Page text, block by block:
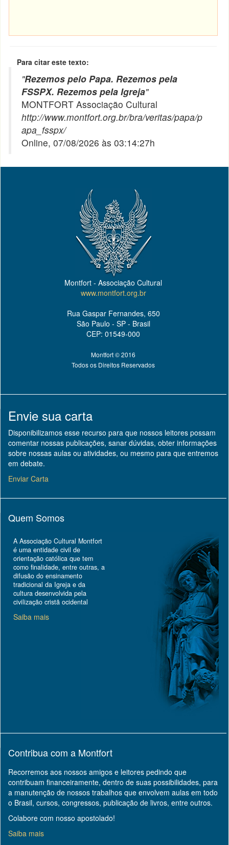
Para citar este texto:
"Rezemos pelo Papa. Rezemos pela
FSSPX. Rezemos pela Igreja"
MONTFORT Associação Cultural
http://www.montfort.org.br/bra/veritas/papa/p
apa_fsspx/
Online, 07/08/2026 às 03:14:27h
Montfort - Associação Cultural
www.montfort.org.br
Rua Gaspar Fernandes, 650
São Paulo - SP - Brasil
CEP: 01549-000
Montfort © 2016
Todos os Direitos Reservados
Envie sua carta
Disponibilizamos esse recurso para que nossos leitores possam
comentar nossas publicações, sanar dúvidas, obter informações
sobre nossas aulas ou atividades, ou mesmo para que entremos
em debate.
Enviar Carta
Quem Somos
A Associação Cultural Montfort
é uma entidade civil de
orientação católica que tem
como finalidade, entre outras, a
difusão do ensinamento
tradicional da Igreja e da
cultura desenvolvida pela
civilização cristã ocidental
Saiba mais
Contribua com a Montfort
Recorremos aos nossos amigos e leitores pedindo que
contribuam financeiramente, dentro de suas possibilidades, para
a manutenção de nossos trabalhos que envolvem aulas em todo
o Brasil, cursos, congressos, publicação de livros, entre outros.
Colabore com nosso apostolado!
Saiba mais